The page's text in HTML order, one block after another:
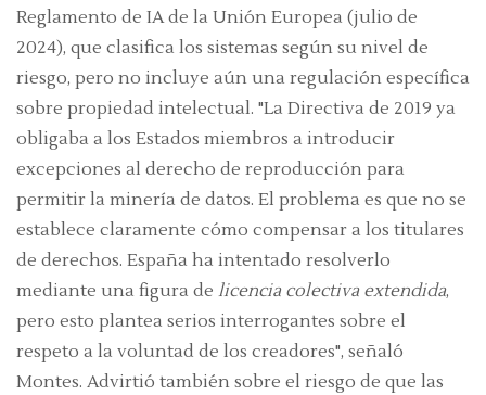
Reglamento de IA de la Unión Europea (julio de
2024), que clasifica los sistemas según su nivel de
riesgo, pero no incluye aún una regulación específica
sobre propiedad intelectual. "La Directiva de 2019 ya
obligaba a los Estados miembros a introducir
excepciones al derecho de reproducción para
permitir la minería de datos. El problema es que no se
establece claramente cómo compensar a los titulares
de derechos. España ha intentado resolverlo
mediante una figura de licencia colectiva extendida,
pero esto plantea serios interrogantes sobre el
respeto a la voluntad de los creadores", señaló
Montes. Advirtió también sobre el riesgo de que las